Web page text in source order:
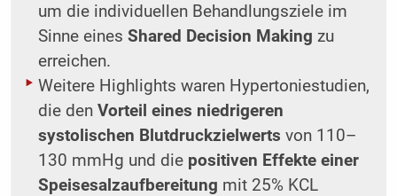
um die individuellen Behandlungsziele im
Sinne eines Shared Decision Making zu
erreichen.
Weitere Highlights waren Hypertoniestudien,
die den Vorteil eines niedrigeren
systolischen Blutdruckzielwerts von 110–
130 mmHg und die positiven Effekte einer
Speisesalzaufbereitung mit 25% KCL